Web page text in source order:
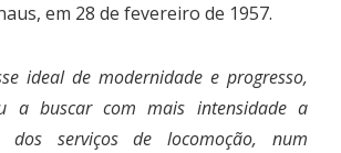
em 28 de fevereiro de 1957.
ideal de modernidade e progresso,
a buscar com mais intensidade a
dos serviços de locomoção, num